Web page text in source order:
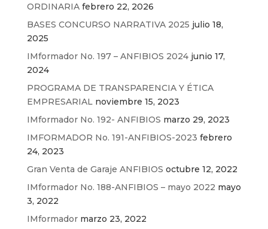
ORDINARIA febrero 22, 2026
BASES CONCURSO NARRATIVA 2025 julio 18,
2025
IMformador No. 197 – ANFIBIOS 2024 junio 17,
2024
PROGRAMA DE TRANSPARENCIA Y ÉTICA
EMPRESARIAL noviembre 15, 2023
IMformador No. 192- ANFIBIOS marzo 29, 2023
IMFORMADOR No. 191-ANFIBIOS-2023 febrero
24, 2023
Gran Venta de Garaje ANFIBIOS octubre 12, 2022
IMformador No. 188-ANFIBIOS – mayo 2022 mayo
3, 2022
IMformador marzo 23, 2022